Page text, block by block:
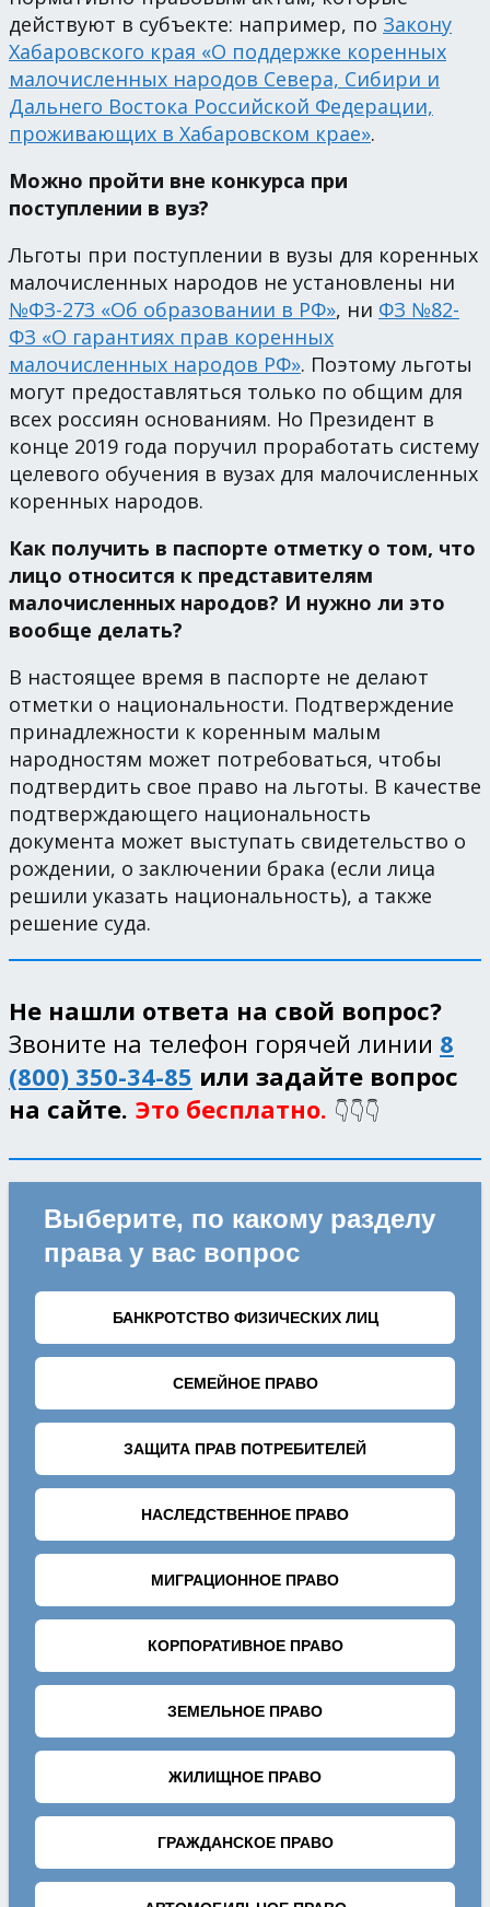
действуют в субъекте: например, по Закону
Хабаровского края «О поддержке коренных
малочисленных народов Севера, Сибири и
Дальнего Востока Российской Федерации,
проживающих в Хабаровском крае».
Можно пройти вне конкурса при
поступлении в вуз?
Льготы при поступлении в вузы для коренных
малочисленных народов не установлены ни
№ФЗ-273 «Об образовании в РФ», ни ФЗ №82-
ФЗ «О гарантиях прав коренных
малочисленных народов РФ». Поэтому льготы
могут предоставляться только по общим для
всех россиян основаниям. Но Президент в
конце 2019 года поручил проработать систему
целевого обучения в вузах для малочисленных
коренных народов.
Как получить в паспорте отметку о том, что
лицо относится к представителям
малочисленных народов? И нужно ли это
вообще делать?
В настоящее время в паспорте не делают
отметки о национальности. Подтверждение
принадлежности к коренным малым
народностям может потребоваться, чтобы
подтвердить свое право на льготы. В качестве
подтверждающего национальность
документа может выступать свидетельство о
рождении, о заключении брака (если лица
решили указать национальность), а также
решение суда.
Не нашли ответа на свой вопрос?
Звоните на телефон горячей линии 8
(800) 350-34-85 или задайте вопрос
на сайте. Это бесплатно. 👇👇👇